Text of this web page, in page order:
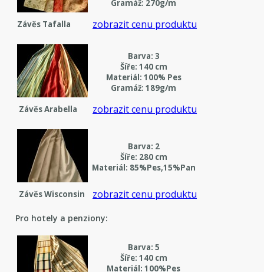
Gramáž: 270g/m
Závěs Tafalla
zobrazit cenu produktu
Barva: 3
Šíře: 140 cm
Materiál: 100% Pes
Gramáž: 189g/m
Závěs Arabella
zobrazit cenu produktu
Barva: 2
Šíře: 280 cm
Materiál: 85%Pes,15%Pan
Závěs Wisconsin zobrazit cenu produktu
Pro hotely a penziony:
Barva: 5
Šíře: 140 cm
Materiál: 100%Pes